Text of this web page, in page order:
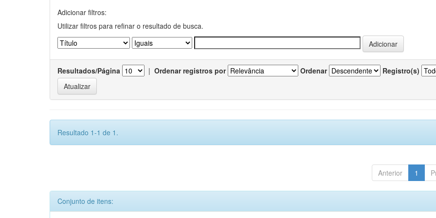
Adicionar filtros:
Utilizar filtros para refinar o resultado de busca.
Resultados/Página | Ordenar registros por Ordenar Registro(s)
Resultado 1-1 de 1.
Anterior 1
Conjunto de itens: